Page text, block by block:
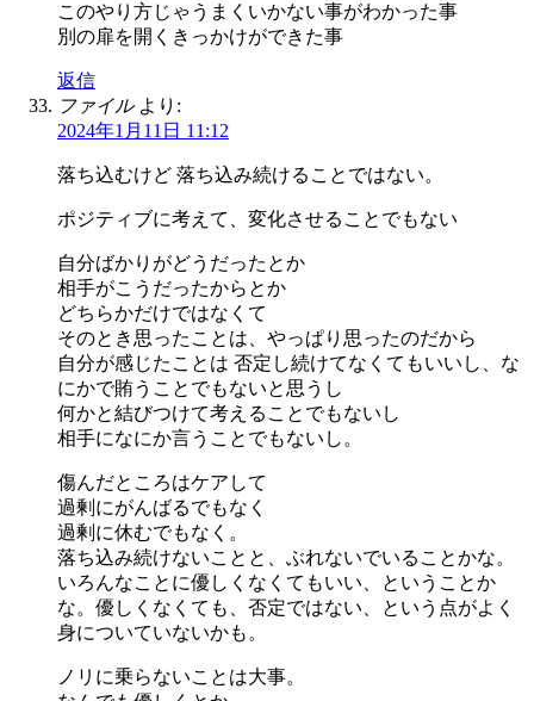
このやり方じゃうまくいかない事がわかった事
別の扉を開くきっかけができた事
返信
ファイル より:
2024年1月11日 11:12
落ち込むけど 落ち込み続けることではない。
ポジティブに考えて、変化させることでもない
自分ばかりがどうだったとか
相手がこうだったからとか
どちらかだけではなくて
そのとき思ったことは、やっぱり思ったのだから
自分が感じたことは 否定し続けてなくてもいいし、な
にかで賄うことでもないと思うし
何かと結びつけて考えることでもないし
相手になにか言うことでもないし。
傷んだところはケアして
過剰にがんばるでもなく
過剰に休むでもなく。
落ち込み続けないことと、ぶれないでいることかな。
いろんなことに優しくなくてもいい、ということか
な。優しくなくても、否定ではない、という点がよく
身についていないかも。
ノリに乗らないことは大事。